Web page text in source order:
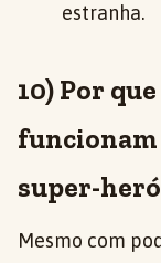
estranha.
10) Por
funcionam
super-
Mesmo com